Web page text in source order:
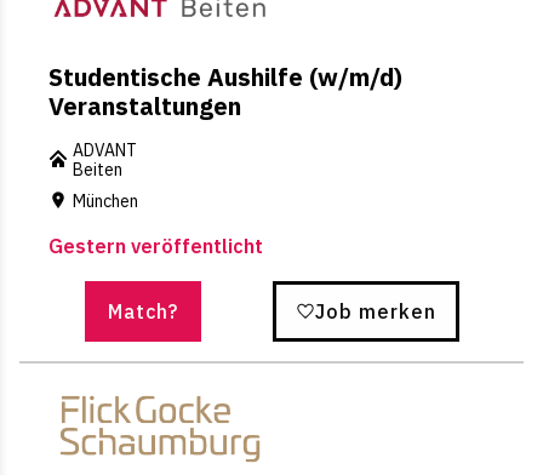
Studentische Aushilfe (w/m/d)
Veranstaltungen
ADVANT
Beiten
München
Gestern veröffentlicht
Match? Job merken